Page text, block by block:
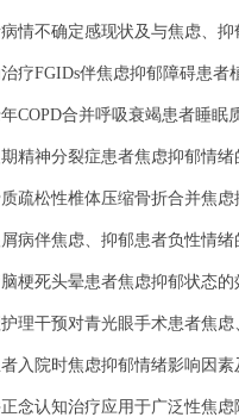
影响.
情不确定感现状及与焦虑、抑
疗FGIDs伴焦虑抑郁障碍患者
态与胃肠激素的影响.
COPD合并呼吸衰竭患者睡眠
精神分裂症患者焦虑抑郁情绪
疏松性椎体压缩骨折合并焦虑
病伴焦虑、抑郁患者负性情绪
梗死头晕患者焦虑抑郁状态的
理干预对青光眼手术患者焦
入院时焦虑抑郁情绪影响因素
念认知治疗应用于广泛性焦虑